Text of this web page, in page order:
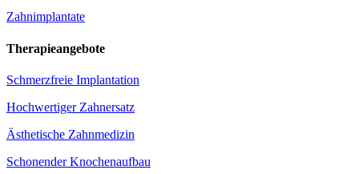
Zahnimplantate
Therapieangebote
Schmerzfreie Implantation
Hochwertiger Zahnersatz
Ästhetische Zahnmedizin
Schonender Knochenaufbau